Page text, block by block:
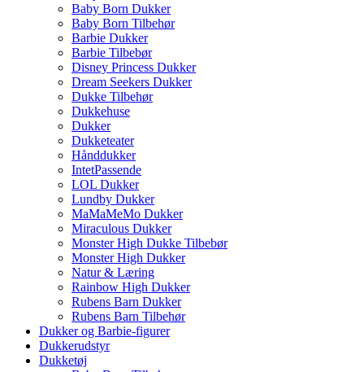
Baby Born Dukker
Baby Born Tilbehør
Barbie Dukker
Barbie Tilbebør
Disney Princess Dukker
Dream Seekers Dukker
Dukke Tilbehør
Dukkehuse
Dukker
Dukketeater
Hånddukker
IntetPassende
LOL Dukker
Lundby Dukker
MaMaMeMo Dukker
Miraculous Dukker
Monster High Dukke Tilbebør
Monster High Dukker
Natur & Læring
Rainbow High Dukker
Rubens Barn Dukker
Rubens Barn Tilbehør
Dukker og Barbie-figurer
Dukkerudstyr
Dukketøj